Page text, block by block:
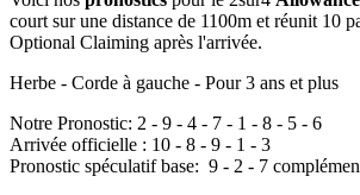
court sur une distance de 1100m et réunit 10
Optional Claiming après l'arrivée.
Herbe - Corde à gauche - Pour 3 ans et plus
Notre Pronostic: 2 - 9 - 4 - 7 - 1 - 8 - 5 - 6
Arrivée officielle : 10 - 8 - 9 - 1 - 3
Pronostic spéculatif base: 9 - 2 - 7